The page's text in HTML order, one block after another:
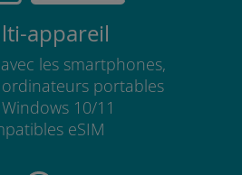
appareil
les smartphones,
portables
10/11
eSIM